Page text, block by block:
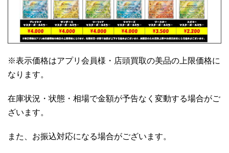
※表示価格はアプリ会員様・店頭買取の美品の上限価格に
なります。
在庫状況・状態・相場で金額が予告なく変動する場合がご
ざいます。
また、お振込対応になる場合がございます。